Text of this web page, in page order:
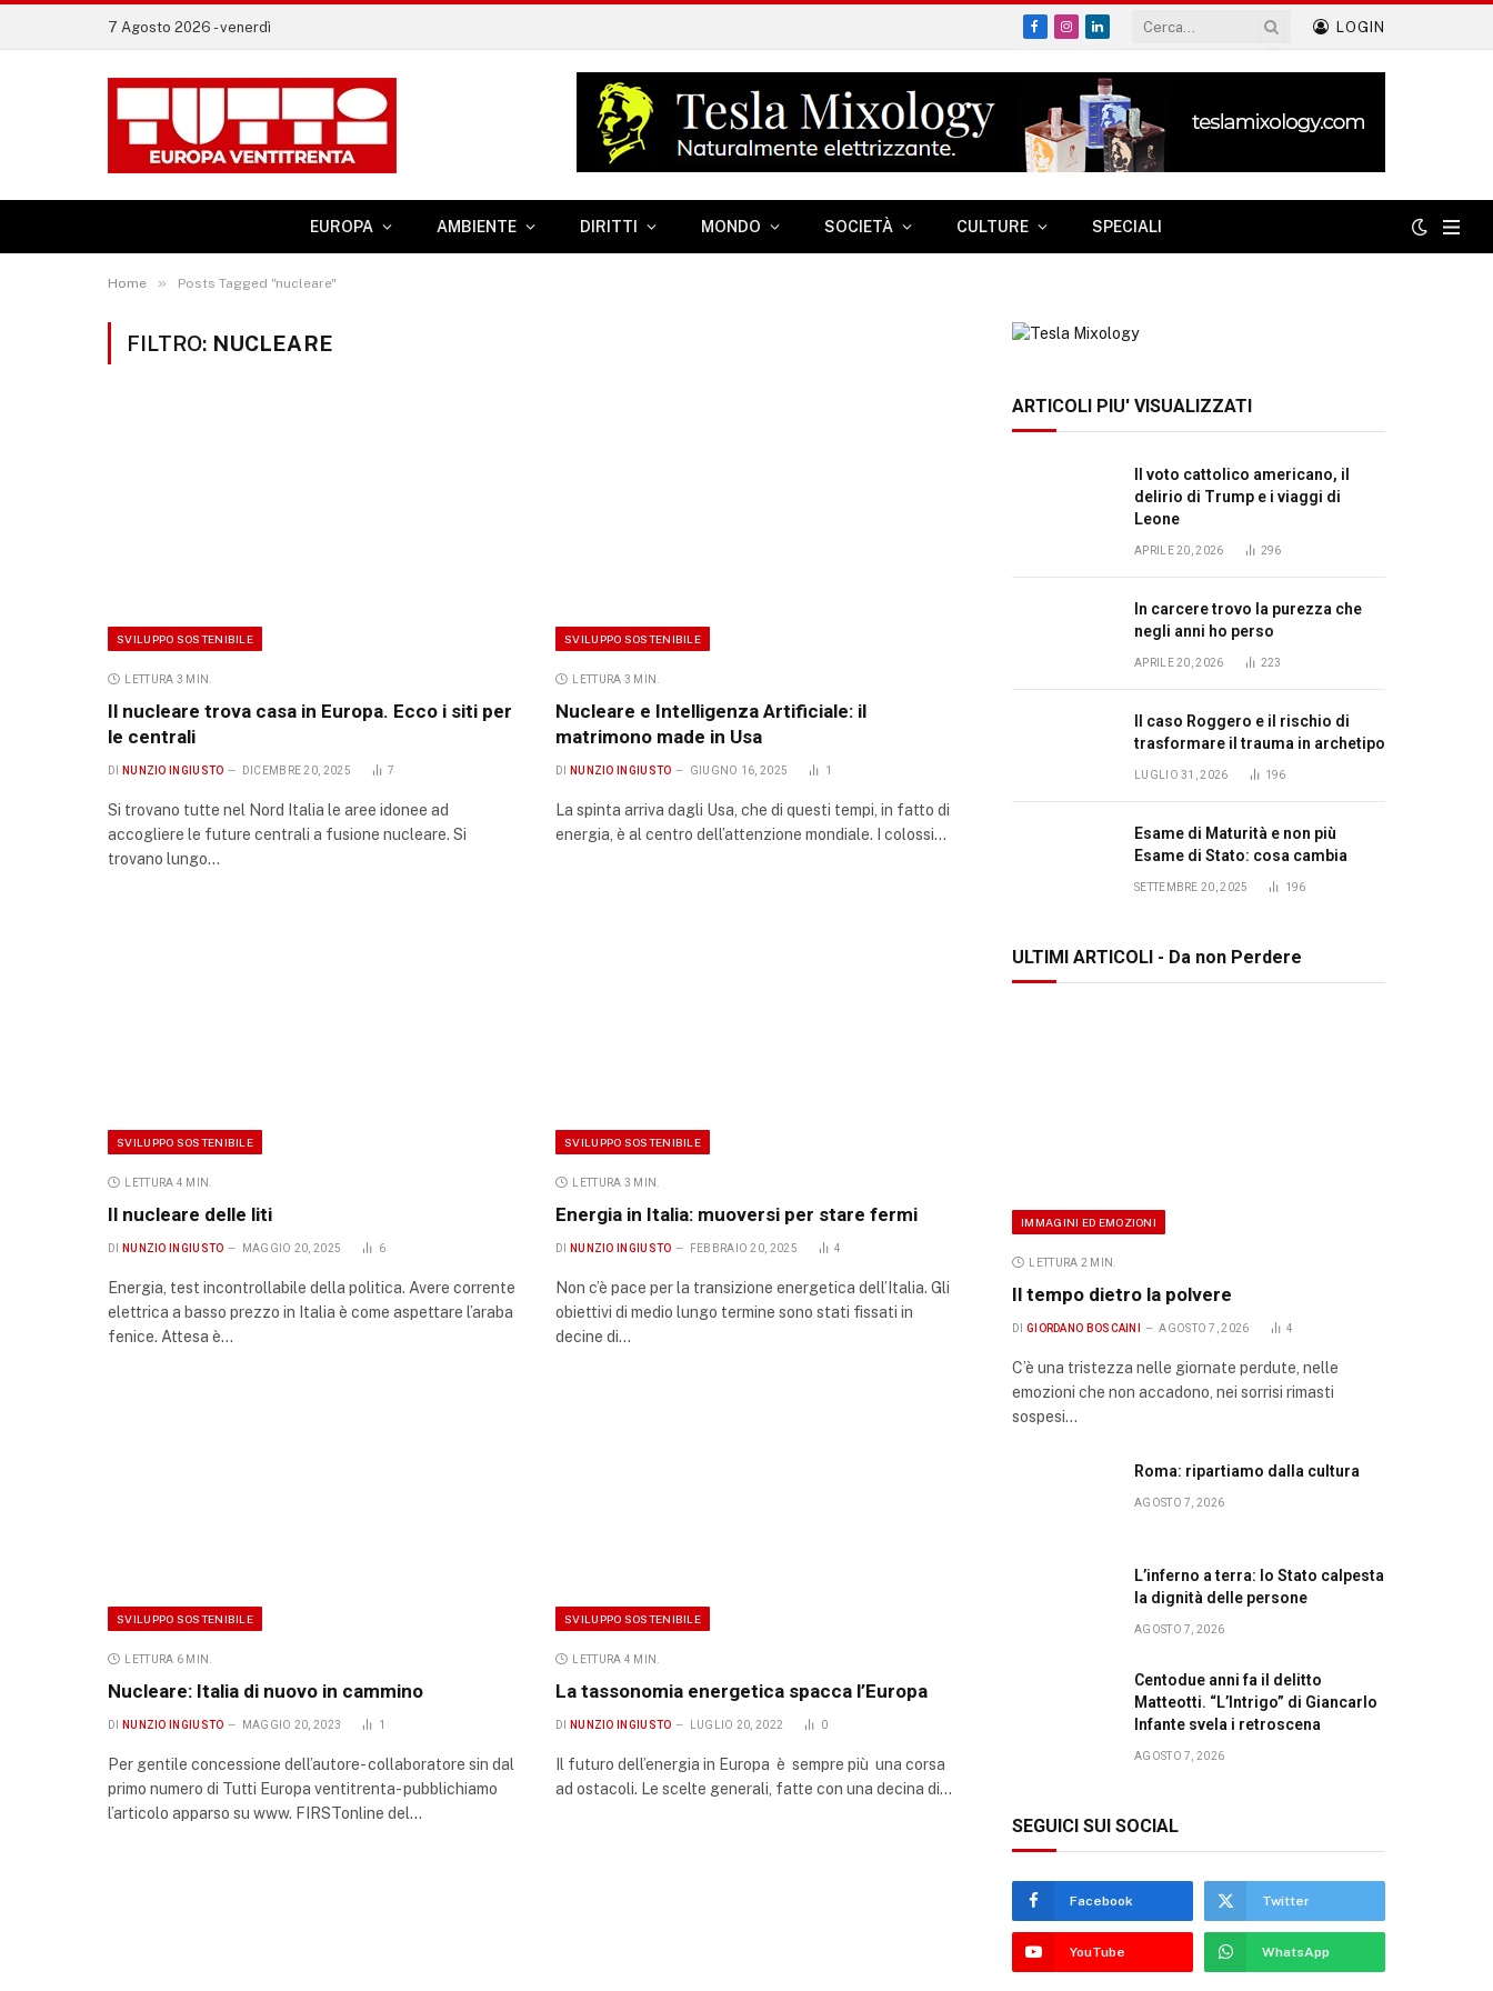
7 Agosto 2026 - venerdì
Facebook
Instagram
LinkedIn
LOGIN
EUROPA AMBIENTE DIRITTI MONDO SOCIETÀ CULTURE SPECIALI
Home » Posts Tagged "nucleare"
FILTRO: NUCLEARE
SVILUPPO SOSTENIBILE
LETTURA 3 MIN.
Il nucleare trova casa in Europa. Ecco i siti per
le centrali
DI NUNZIO INGIUSTO DICEMBRE 20, 2025 7
Si trovano tutte nel Nord Italia le aree idonee ad
accogliere le future centrali a fusione nucleare. Si
trovano lungo…
SVILUPPO SOSTENIBILE
LETTURA 3 MIN.
Nucleare e Intelligenza Artificiale: il
matrimono made in Usa
DI NUNZIO INGIUSTO GIUGNO 16, 2025 1
La spinta arriva dagli Usa, che di questi tempi, in fatto di
energia, è al centro dell’attenzione mondiale. I colossi…
SVILUPPO SOSTENIBILE
LETTURA 4 MIN.
Il nucleare delle liti
DI NUNZIO INGIUSTO MAGGIO 20, 2025 6
Energia, test incontrollabile della politica. Avere corrente
elettrica a basso prezzo in Italia è come aspettare l’araba
fenice. Attesa è…
SVILUPPO SOSTENIBILE
LETTURA 3 MIN.
Energia in Italia: muoversi per stare fermi
DI NUNZIO INGIUSTO FEBBRAIO 20, 2025 4
Non c’è pace per la transizione energetica dell’Italia. Gli
obiettivi di medio lungo termine sono stati fissati in
decine di…
SVILUPPO SOSTENIBILE
LETTURA 6 MIN.
Nucleare: Italia di nuovo in cammino
DI NUNZIO INGIUSTO MAGGIO 20, 2023 1
Per gentile concessione dell’autore- collaboratore sin dal
primo numero di Tutti Europa ventitrenta- pubblichiamo
l’articolo apparso su www. FIRSTonline del…
SVILUPPO SOSTENIBILE
LETTURA 4 MIN.
La tassonomia energetica spacca l’Europa
DI NUNZIO INGIUSTO LUGLIO 20, 2022 0
Il futuro dell’energia in Europa è sempre più una corsa
ad ostacoli. Le scelte generali, fatte con una decina di…
ARTICOLI PIU' VISUALIZZATI
Il voto cattolico americano, il
delirio di Trump e i viaggi di
Leone
APRILE 20, 2026 296
In carcere trovo la purezza che
negli anni ho perso
APRILE 20, 2026 223
Il caso Roggero e il rischio di
trasformare il trauma in archetipo
LUGLIO 31, 2026 196
Esame di Maturità e non più
Esame di Stato: cosa cambia
SETTEMBRE 20, 2025 196
ULTIMI ARTICOLI - Da non Perdere
IMMAGINI ED EMOZIONI
LETTURA 2 MIN.
Il tempo dietro la polvere
DI GIORDANO BOSCAINI AGOSTO 7, 2026 4
C’è una tristezza nelle giornate perdute, nelle
emozioni che non accadono, nei sorrisi rimasti
sospesi…
Roma: ripartiamo dalla cultura
AGOSTO 7, 2026
L’inferno a terra: lo Stato calpesta
la dignità delle persone
AGOSTO 7, 2026
Centodue anni fa il delitto
Matteotti. “L’Intrigo” di Giancarlo
Infante svela i retroscena
AGOSTO 7, 2026
SEGUICI SUI SOCIAL
Facebook Twitter
YouTube WhatsApp